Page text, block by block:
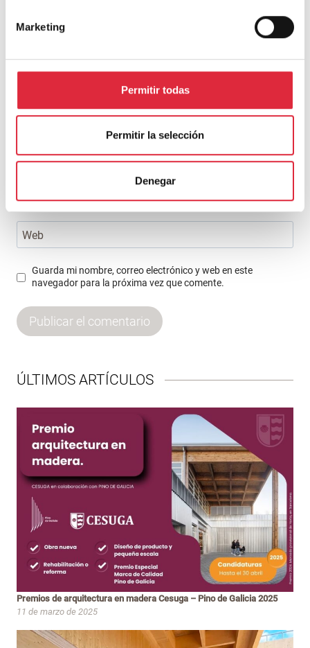
Marketing
Permitir todas
Permitir la selección
Denegar
Nombre*
Web
Guarda mi nombre, correo electrónico y web en este
navegador para la próxima vez que comente.
ÚLTIMOS ARTÍCULOS
Premios de arquitectura en madera Cesuga – Pino de Galicia 2025
11 de marzo de 2025